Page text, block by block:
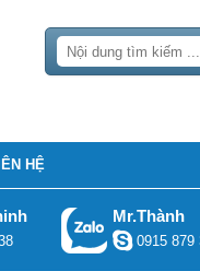
HỆ
Mr.Thành
0915 879